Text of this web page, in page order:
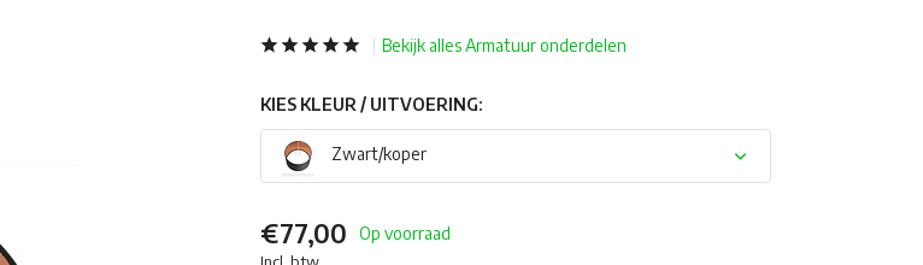
Bekijk alles Armatuur onderdelen
KIES KLEUR / UITVOERING:
Zwart/koper
€77,00 Op voorraad